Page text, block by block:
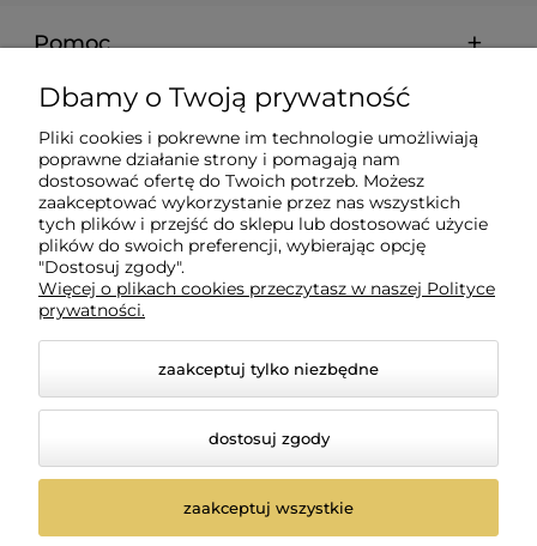
Pomoc
Moje konto
Płatności i dostawa
Informacje
O nas
Dbamy o Twoją prywatność
Pliki cookies i pokrewne im technologie umożliwiają
poprawne działanie strony i pomagają nam
dostosować ofertę do Twoich potrzeb. Możesz
zaakceptować wykorzystanie przez nas wszystkich
tych plików i przejść do sklepu lub dostosować użycie
plików do swoich preferencji, wybierając opcję
"Dostosuj zgody".
Więcej o plikach cookies przeczytasz w naszej Polityce
prywatności.
zaakceptuj tylko niezbędne
dostosuj zgody
zaakceptuj wszystkie